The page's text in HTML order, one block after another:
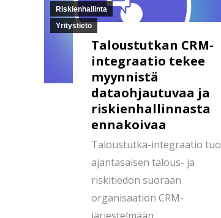
Riskienhallinta
Yritystieto
Taloustutkan CRM-
integraatio tekee
myynnistä
dataohjautuvaa ja
riskienhallinnasta
ennakoivaa
Taloustutka-integraatio tuo
ajantasaisen talous- ja
riskitiedon suoraan
organisaation CRM-